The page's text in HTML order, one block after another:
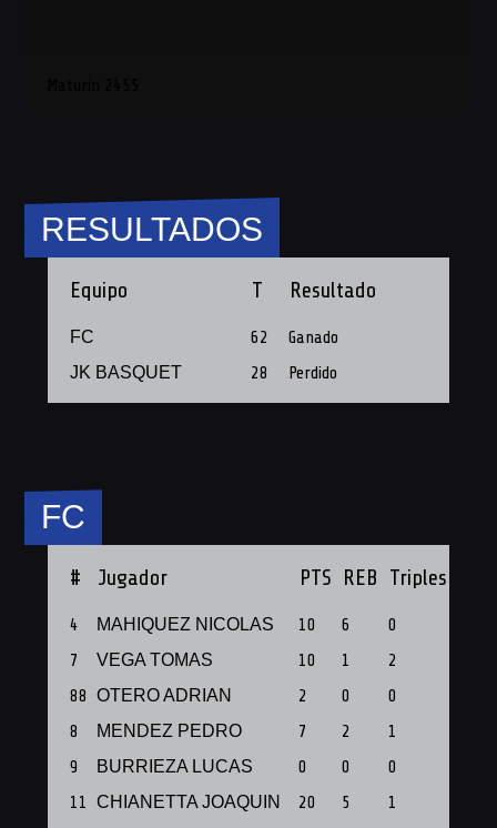
RESULTADOS
Equipo T Resultado
FC 62 Ganado
JK BASQUET 28 Perdido
FC
# Jugador PTS REB Triples
4 MAHIQUEZ NICOLAS 10 6 0
7
VEGA TOMAS 10 1 2
88 OTERO ADRIAN 2 0 0
8
MENDEZ PEDRO 7 2 1
9
BURRIEZA LUCAS 0 0 0
11 CHIANETTA JOAQUIN 20 5 1